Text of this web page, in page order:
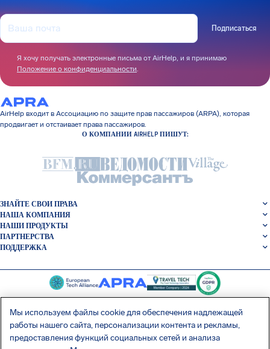
Подписаться
Я хочу получать электронные письма от AirHelp, и я принимаю
Положение о конфиденциальности.
AirHelp входит в Ассоциацию по защите прав пассажиров (ARPA), которая
продвигает и отстаивает права пассажиров.
О КОМПАНИИ AIRHELP ПИШУТ:
ЗНАЙТЕ СВОИ ПРАВА
НАША КОМПАНИЯ
НАШИ ПРОДУКТЫ
ПАРТНЕРСТВА
ПОДДЕРЖКА
SocialFacebookSocialInstagram
SocialLinkedin
Мы используем файлы cookie для обеспечения надлежащей
работы нашего сайта, персонализации контента и рекламы,
предоставления функций социальных сетей и анализа